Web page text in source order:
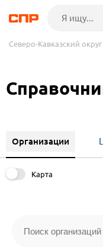
Северо-Кавказский
Организации
Карта